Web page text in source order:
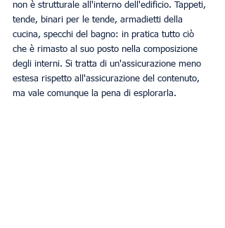
non è strutturale all'interno dell'edificio. Tappeti,
tende, binari per le tende, armadietti della
cucina, specchi del bagno: in pratica tutto ciò
che è rimasto al suo posto nella composizione
degli interni. Si tratta di un'assicurazione meno
estesa rispetto all'assicurazione del contenuto,
ma vale comunque la pena di esplorarla.